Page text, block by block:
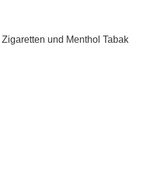
und Menthol Tabak